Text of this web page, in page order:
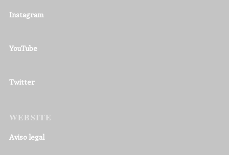
Instagram
YouTube
Twitter
WEBSITE
Aviso legal